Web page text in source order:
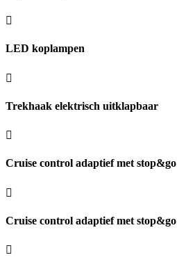
LED koplampen
Trekhaak elektrisch uitklapbaar
Cruise control adaptief met stop&go
Cruise control adaptief met stop&go